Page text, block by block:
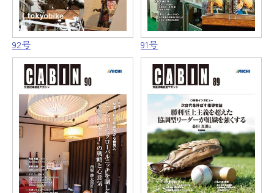
92号 91号